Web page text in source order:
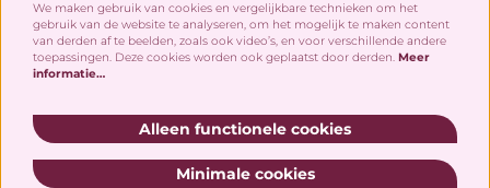
Social Media
We maken gebruik van cookies en vergelijkbare technieken om het
gebruik van de website te analyseren, om het mogelijk te maken content
van derden af te beelden, zoals ook video’s, en voor verschillende andere
toepassingen. Deze cookies worden ook geplaatst door derden. Meer
informatie…
Alleen functionele cookies
Minimale cookies